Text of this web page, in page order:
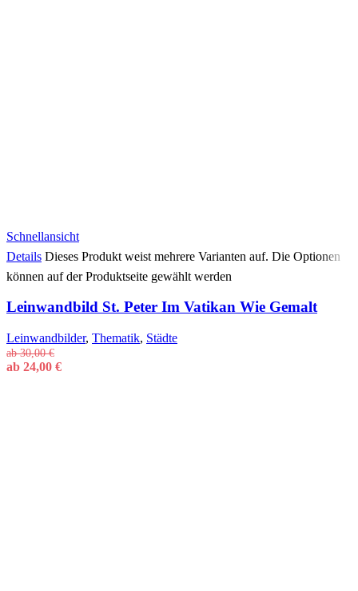
Schnellansicht
Details Dieses Produkt weist mehrere Varianten auf. Die Optionen
können auf der Produktseite gewählt werden
Leinwandbild St. Peter Im Vatikan Wie Gemalt
Leinwandbilder, Thematik, Städte
ab30,00€
ab 24,00 €